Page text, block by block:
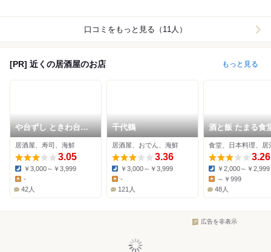
口コミをもっと見る（11人）
[PR] 近くの居酒屋のお店 もっと見る
や台ずし ときわ台駅
南口町
居酒屋、寿司、海鮮
3.05
Dinner:
￥3,000～￥3,999
Lunch:
-
42人
千代鶴
居酒屋、おでん、海鮮
3.36
Dinner:
￥3,000～￥3,999
-
121人
酒と飯 たまる食
食堂、日本料理、居
3.26
Dinner:
￥2,000～￥2,999
Lunch:
～￥999
48人
広告を非表示